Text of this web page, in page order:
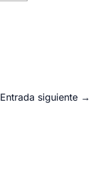
Entrada siguiente →